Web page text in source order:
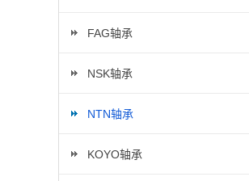
FAG轴承
NSK轴承
NTN轴承
KOYO轴承